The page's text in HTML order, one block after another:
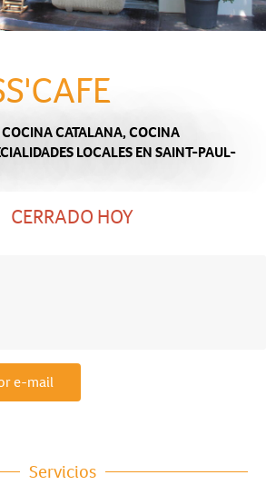
COCINA CATALANA,COCINA
LOCALESEN SAINT-PAUL-
CERRADO HOY
e-mail
Servicios